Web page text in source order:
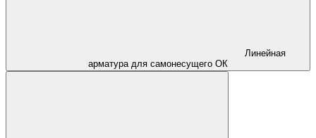
Линейная
арматура для самонесущего ОК